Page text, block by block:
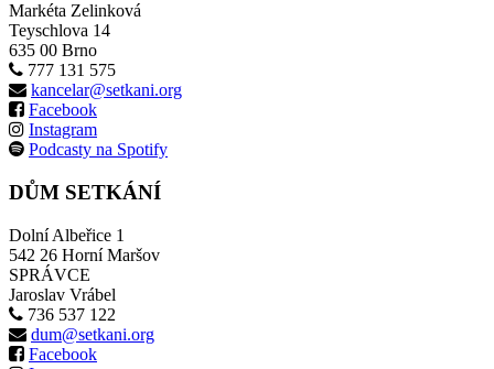
Markéta Zelinková
Teyschlova 14
635 00 Brno
777 131 575
kancelar@setkani.org
Facebook
Instagram
Podcasty na Spotify
DŮM SETKÁNÍ
Dolní Albeřice 1
542 26 Horní Maršov
SPRÁVCE
Jaroslav Vrábel
736 537 122
dum@setkani.org
Facebook